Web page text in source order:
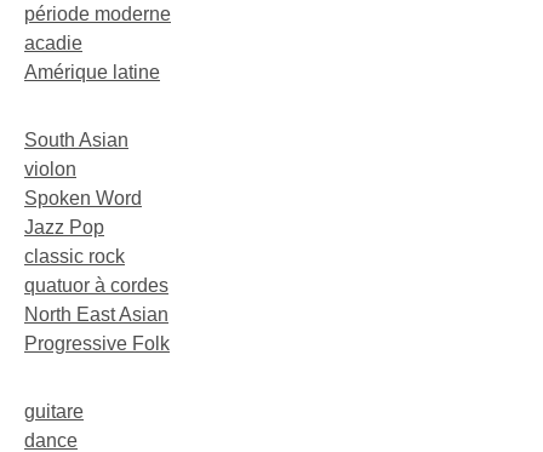
période moderne
acadie
Amérique latine
South Asian
violon
Spoken Word
Jazz Pop
classic rock
quatuor à cordes
North East Asian
Progressive Folk
guitare
dance